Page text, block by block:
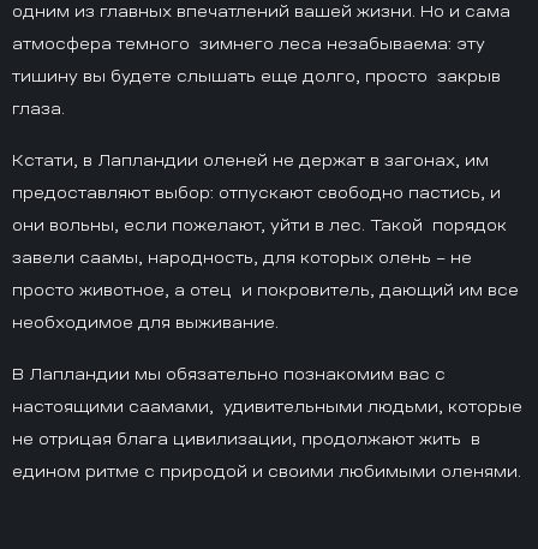
одним из главных впечатлений вашей жизни. Но и сама
атмосфера темного зимнего леса незабываема: эту
тишину вы будете слышать еще долго, просто закрыв
глаза.
Кстати, в Лапландии оленей не держат в загонах, им
предоставляют выбор: отпускают свободно пастись, и
они вольны, если пожелают, уйти в лес. Такой порядок
завели саамы, народность, для которых олень – не
просто животное, а отец и покровитель, дающий им все
необходимое для выживание.
В Лапландии мы обязательно познакомим вас с
настоящими саамами, удивительными людьми, которые
не отрицая блага цивилизации, продолжают жить в
едином ритме с природой и своими любимыми оленями.